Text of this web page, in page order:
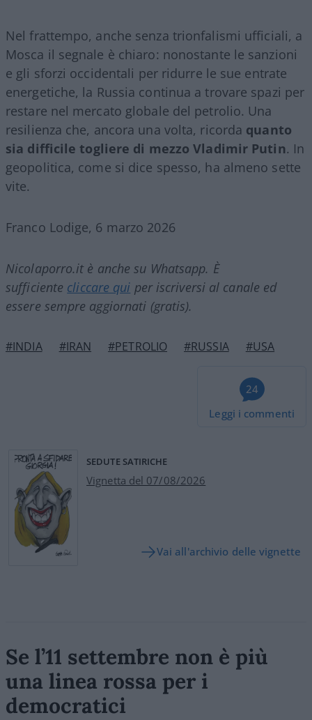
Nel frattempo, anche senza trionfalismi ufficiali, a
Mosca il segnale è chiaro: nonostante le sanzioni
e gli sforzi occidentali per ridurre le sue entrate
energetiche, la Russia continua a trovare spazi per
restare nel mercato globale del petrolio. Una
resilienza che, ancora una volta, ricorda quanto
sia difficile togliere di mezzo Vladimir Putin. In
geopolitica, come si dice spesso, ha almeno sette
vite.
Franco Lodige, 6 marzo 2026
Nicolaporro.it è anche su Whatsapp. È
sufficiente cliccare qui per iscriversi al canale ed
essere sempre aggiornati (gratis).
#INDIA #IRAN #PETROLIO #RUSSIA #USA
24
Leggi i commenti
SEDUTE SATIRICHE
Vignetta del 07/08/2026
Vai all'archivio delle vignette
Se l’11 settembre non è più
una linea rossa per i
democratici